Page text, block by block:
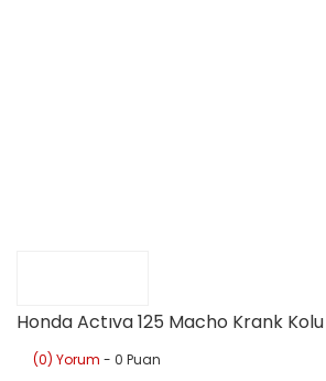
Honda Actıva 125 Macho Krank Kolu
(0) Yorum - 0 Puan